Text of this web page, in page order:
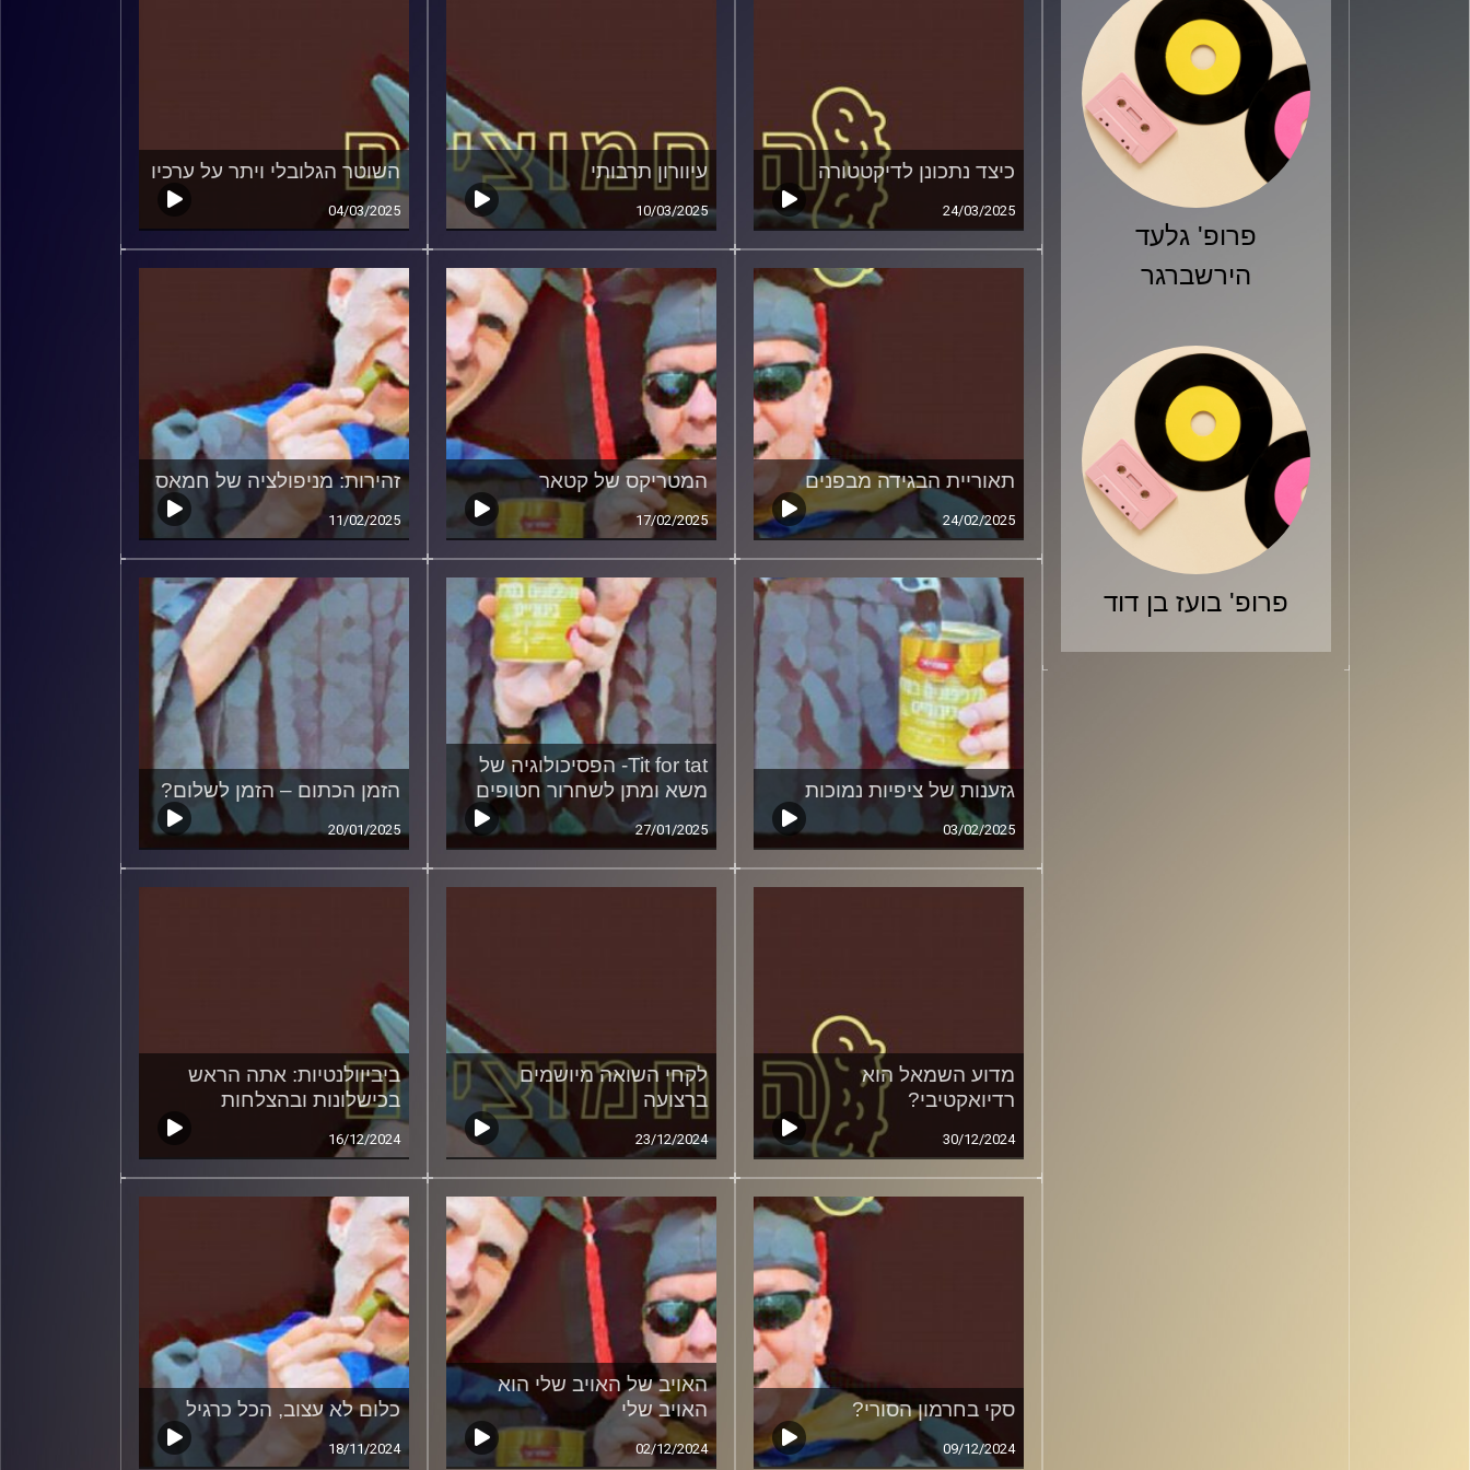
פרופ' גלעד
הירשברגר
פרופ' בועז בן דוד
כיצד נתכונן לדיקטטורה
24/03/2025
עיוורון תרבותי
10/03/2025
השוטר הגלובלי ויתר על ערכיו
04/03/2025
תאוריית הבגידה מבפנים
24/02/2025
המטריקס של קטאר
17/02/2025
זהירות: מניפולציה של חמאס
11/02/2025
גזענות של ציפיות נמוכות
03/02/2025
Tit for tat- הפסיכולוגיה של
משא ומתן לשחרור חטופים
27/01/2025
הזמן הכתום – הזמן לשלום?
20/01/2025
מדוע השמאל הוא
רדיואקטיבי?
30/12/2024
לקחי השואה מיושמים
ברצועה
23/12/2024
ביביוולנטיות: אתה הראש
בכישלונות ובהצלחות
16/12/2024
סקי בחרמון הסורי?
09/12/2024
האויב של האויב שלי הוא
האויב שלי
02/12/2024
כלום לא עצוב, הכל כרגיל
18/11/2024